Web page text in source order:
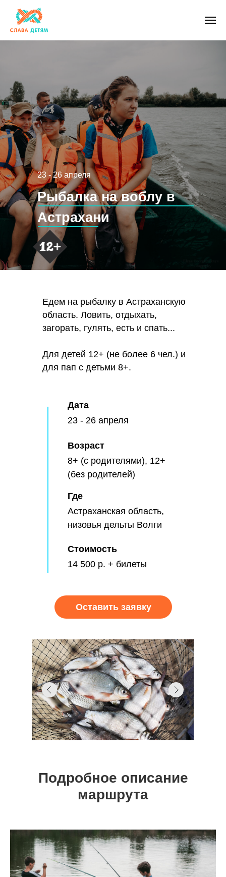
Рыбалка на воблу в
Астрахани
23 - 26 апреля
Едем на рыбалку в Астраханскую
область. Ловить, отдыхать,
загорать, гулять, есть и спать...
Для детей 12+ (не более 6 чел.) и
для пап с детьми 8+.
Дата
Возраст
Где
Стоимость
14 500 р. + билеты
Астраханская область,
низовья дельты Волги
8+ (с родителями), 12+
(без родителей)
23 - 26 апреля
Оставить заявку
Подробное описание
маршрута